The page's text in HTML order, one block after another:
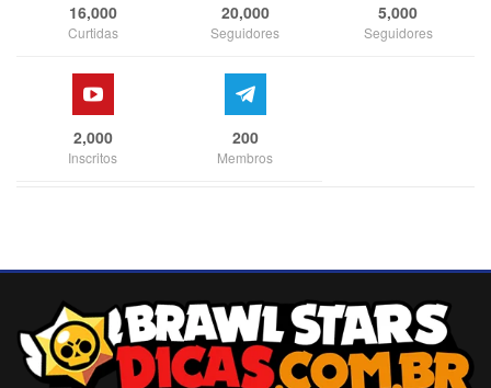
16,000
Curtidas
20,000
Seguidores
5,000
Seguidores
2,000
Inscritos
200
Membros